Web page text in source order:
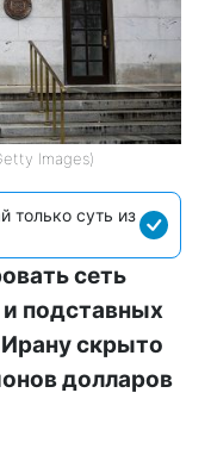
Images)
только суть из
сеть
подставных
скрыто
долларов